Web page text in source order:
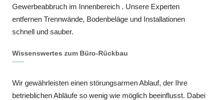
Gewerbeabbruch im Innenbereich . Unsere Experten
entfernen Trennwände, Bodenbeläge und Installationen
schnell und sauber.
Wissenswertes zum Büro-Rückbau
Wir gewährleisten einen störungsarmen Ablauf, der Ihre
betrieblichen Abläufe so wenig wie möglich beeinflusst. Dabei